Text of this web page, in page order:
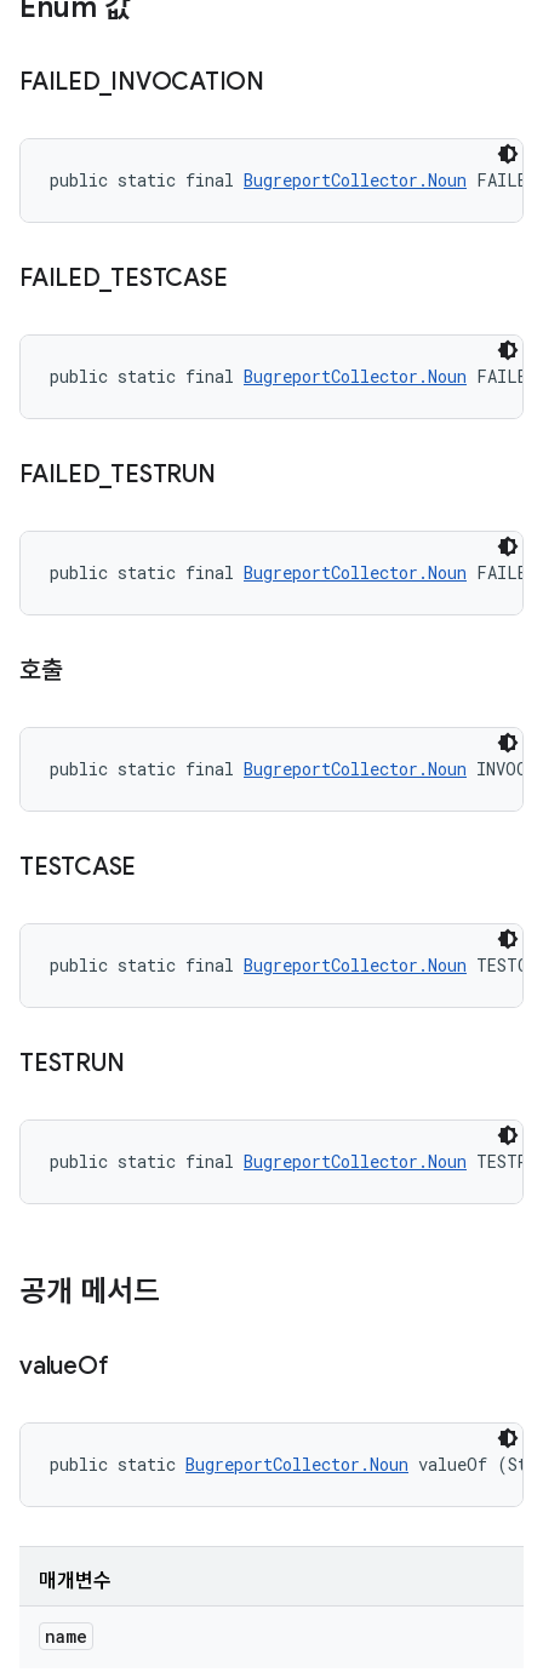
Enum 값
FAILED_ INVOCATION
public static final BugreportCollector.Noun
FAILED_ TESTCASE
public static final BugreportCollector.Noun
FAILED_ TESTRUN
public static final BugreportCollector.Noun
호출
public static final BugreportCollector.Noun
TESTCASE
public static final BugreportCollector.Noun
TESTRUN
public static final BugreportCollector.Noun
공개 메서드
valueOf
public static BugreportCollector.Noun valueOf
매개변수
name